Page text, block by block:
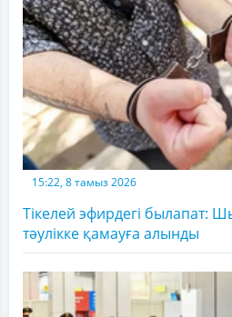
15:22, 8 тамыз 2026
Тікелей эфирдегі былапат:
тәулікке қамауға алынды